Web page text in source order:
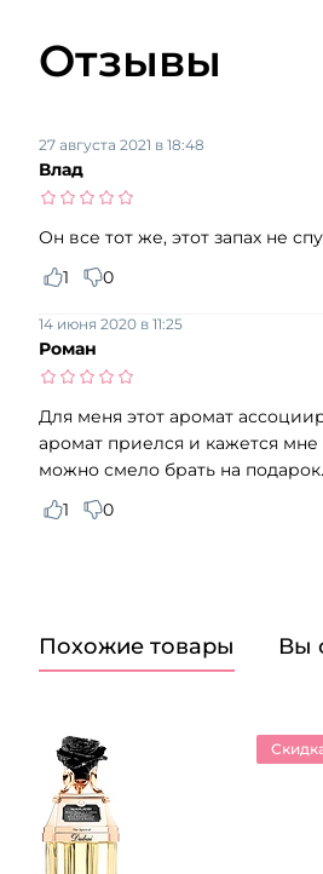
Отзывы
Влад
27 августа 2021 в 18:48
Он все тот же, этот запах не
1
0
Роман
14 июня 2020 в 11:25
Для меня этот аромат
аромат приелся и кажется
можно смело брать на
1
0
Похожие товары Вы